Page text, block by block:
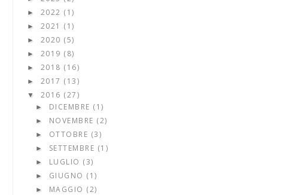
► 2022 (1)
► 2021 (1)
► 2020 (5)
► 2019 (8)
► 2018 (16)
► 2017 (13)
▼ 2016 (27)
► DICEMBRE (1)
► NOVEMBRE (2)
► OTTOBRE (3)
► SETTEMBRE (1)
► LUGLIO (3)
► GIUGNO (1)
► MAGGIO (2)